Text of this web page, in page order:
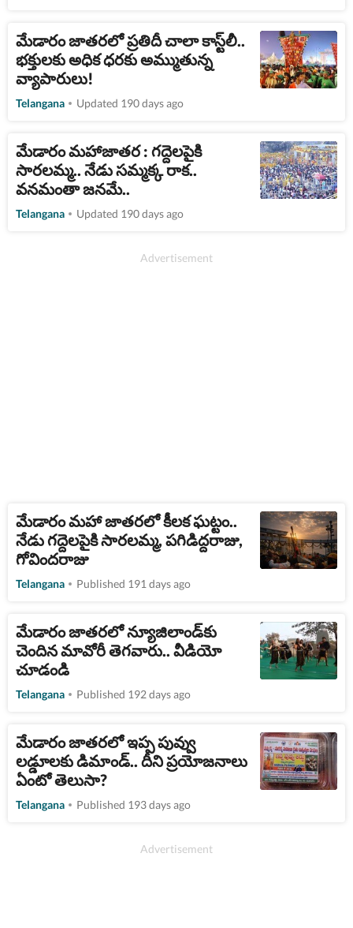
మేడారం జాతరలో ప్రతిదీ చాలా కాస్ట్‌లీ..
భక్తులకు అధిక ధరకు అమ్ముతున్న
వ్యాపారులు!
Telangana Updated 190 days ago
మేడారం మహాజాతర : గద్దెలపైకి
సారలమ్మ.. నేడు సమ్మక్క రాక..
వనమంతా జనమే..
Telangana Updated 190 days ago
మేడారం మహా జాతరలో కీలక ఘట్టం..
నేడు గద్దెలపైకి సారలమ్మ, పగిడిద్దరాజు,
గోవిందరాజు
Telangana Published 191 days ago
మేడారం జాతరలో న్యూజిలాండ్‌కు
చెందిన మావోరీ తెగవారు.. వీడియో
చూడండి
Telangana Published 192 days ago
మేడారం జాతరలో ఇప్ప పువ్వు
లడ్డూలకు డిమాండ్.. దీని ప్రయోజనాలు
ఏంటో తెలుసా?
Telangana Published 193 days ago